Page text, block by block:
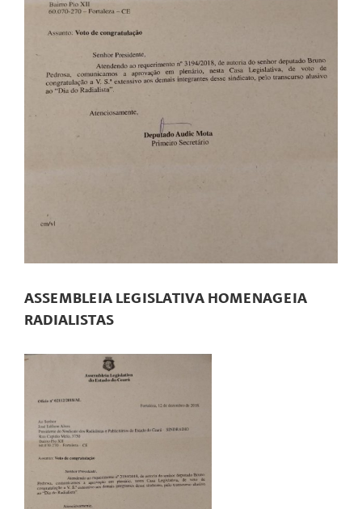
ASSEMBLEIA LEGISLATIVA HOMENAGEIA
RADIALISTAS